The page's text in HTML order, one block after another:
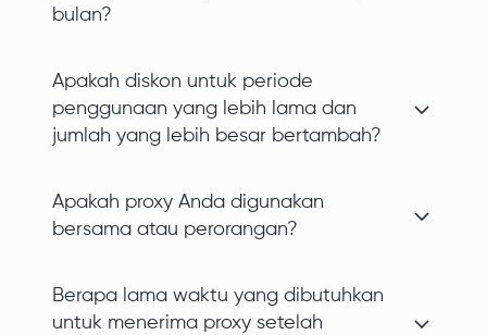
bulan?
Apakah diskon untuk periode
penggunaan yang lebih lama dan
jumlah yang lebih besar bertambah?
Apakah proxy Anda digunakan
bersama atau perorangan?
Berapa lama waktu yang dibutuhkan
untuk menerima proxy setelah